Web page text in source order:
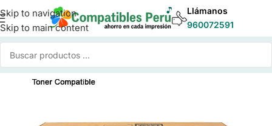
Skip to navigation
Skip to main content
Llámanos
960072591
Inicio/Toner para Impresoras/Toner Compatible Kyocera